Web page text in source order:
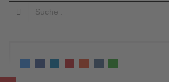
Wachstum
Expansion